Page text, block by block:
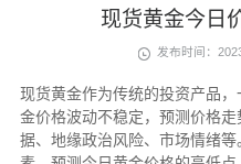
现货黄金今日
发布时间：
现货黄金作为传统的投资产品
金价格波动不稳定，预测价格
据、地缘政治风险、市场情绪